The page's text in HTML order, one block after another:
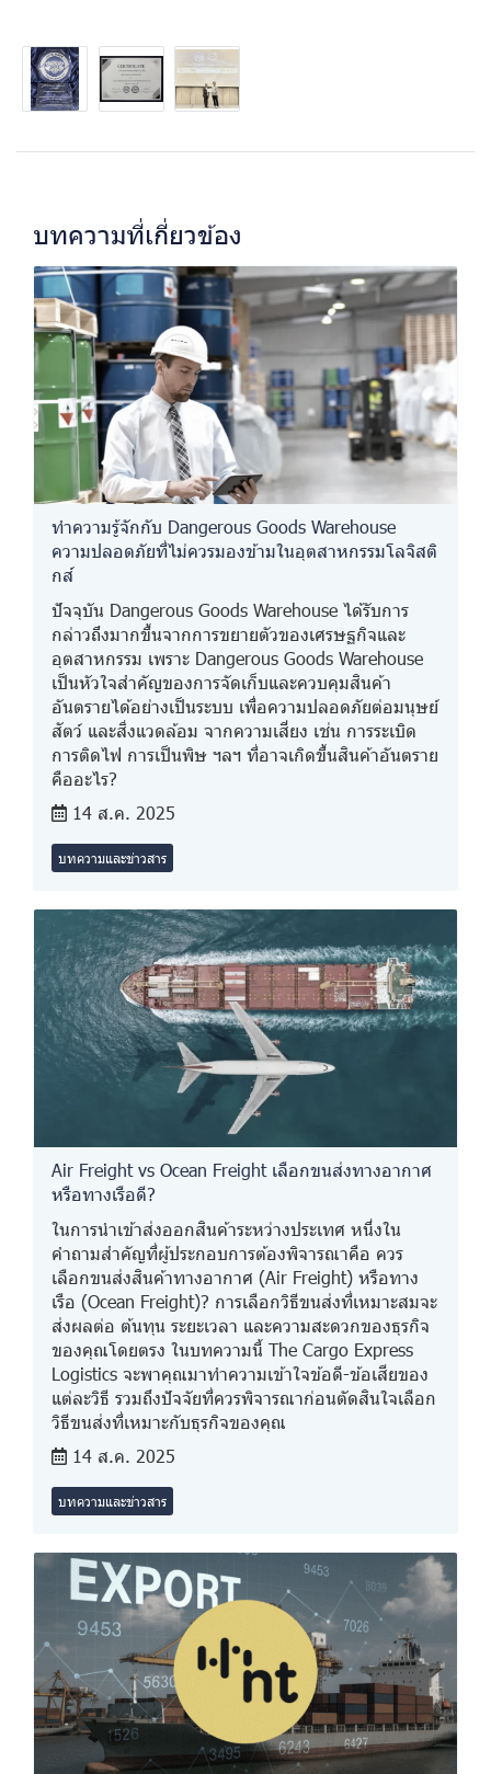
บทความที่เกี่ยวข้อง
ทำความรู้จักกับ Dangerous Goods Warehouse
ความปลอดภัยที่ไม่ควรมองข้ามในอุตสาหกรรมโลจิสติ
กส์
ปัจจุบัน Dangerous Goods Warehouse ได้รับการ
กล่าวถึงมากขึ้นจากการขยายตัวของเศรษฐกิจและ
อุตสาหกรรม เพราะ Dangerous Goods Warehouse
เป็นหัวใจสำคัญของการจัดเก็บและควบคุมสินค้า
อันตรายได้อย่างเป็นระบบ เพื่อความปลอดภัยต่อมนุษย์
สัตว์ และสิ่งแวดล้อม จากความเสี่ยง เช่น การระเบิด
การติดไฟ การเป็นพิษ ฯลฯ ที่อาจเกิดขึ้นสินค้าอันตราย
คืออะไร?
14 ส.ค. 2025
บทความและข่าวสาร
Air Freight vs Ocean Freight เลือกขนส่งทางอากาศ
หรือทางเรือดี?
ในการนำเข้าส่งออกสินค้าระหว่างประเทศ หนึ่งใน
คำถามสำคัญที่ผู้ประกอบการต้องพิจารณาคือ ควร
เลือกขนส่งสินค้าทางอากาศ (Air Freight) หรือทาง
เรือ (Ocean Freight)? การเลือกวิธีขนส่งที่เหมาะสมจะ
ส่งผลต่อ ต้นทุน ระยะเวลา และความสะดวกของธุรกิจ
ของคุณโดยตรง ในบทความนี้ The Cargo Express
Logistics จะพาคุณมาทำความเข้าใจข้อดี-ข้อเสียของ
แต่ละวิธี รวมถึงปัจจัยที่ควรพิจารณาก่อนตัดสินใจเลือก
วิธีขนส่งที่เหมาะกับธุรกิจของคุณ
14 ส.ค. 2025
บทความและข่าวสาร